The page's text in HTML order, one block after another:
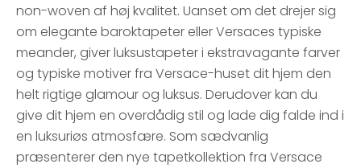
non-woven af høj kvalitet. Uanset om det drejer sig
om elegante baroktapeter eller Versaces typiske
meander, giver luksustapeter i ekstravagante farver
og typiske motiver fra Versace-huset dit hjem den
helt rigtige glamour og luksus. Derudover kan du
give dit hjem en overdådig stil og lade dig falde ind i
en luksuriøs atmosfære. Som sædvanlig
præsenterer den nye tapetkollektion fra Versace